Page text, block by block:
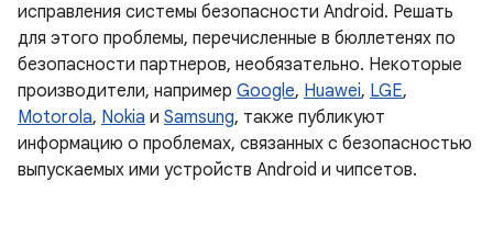
исправления системы безопасности Android. Решать
для этого проблемы, перечисленные в бюллетенях по
безопасности партнеров, необязательно. Некоторые
производители, например Google, Huawei, LGE,
Motorola, Nokia и Samsung, также публикуют
информацию о проблемах, связанных с безопасностью
выпускаемых ими устройств Android и чипсетов.